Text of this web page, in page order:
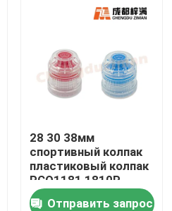
28 30 38мм
спортивный колпак
пластиковый колпак
PCO1181 1810P
Отправить запрос